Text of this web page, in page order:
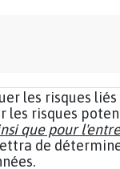
les risques
les risques
que pour
de